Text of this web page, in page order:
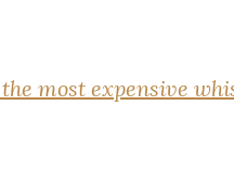
most expensive